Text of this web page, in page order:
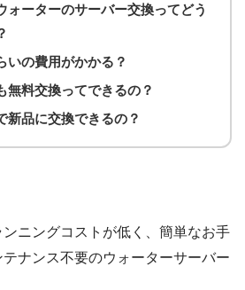
ォーターのサーバー交換ってどう
いの費用がかかる？
無料交換ってできるの？
新品に交換できるの？
ニングコストが低く、簡単なお手
ナンス不要のウォーターサーバー